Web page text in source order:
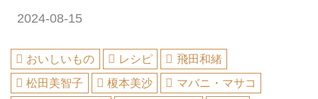
2024-08-15
おいしいもの レシピ
飛田和緒
松田美智子
榎本美沙
マバニ・マサコ